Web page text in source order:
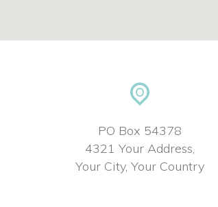
PO Box 54378
4321 Your Address,
Your City, Your Country